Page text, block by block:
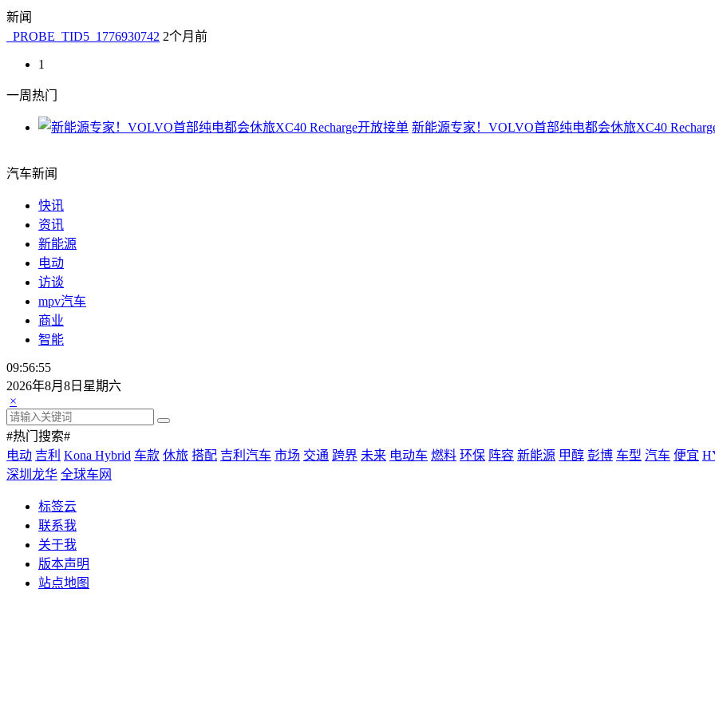
新闻
_PROBE_TID5_1776930742 2个月前
1
一周热门
新能源专家！VOLVO首部纯电都会休旅XC40
汽车新闻
快讯
资讯
新能源
电动
访谈
mpv汽车
商业
智能
09:56:55
2026年8月8日星期六
×
#热门搜索#
电动 吉利 Kona Hybrid 车款 休旅 搭配 吉利汽车 市场 交通 跨界 未来 电动车 燃料 环保 阵容 新能源 甲醇 彭博 车型 汽车 便宜
深圳龙华 全球车网
标签云
联系我
关于我
版本声明
站点地图